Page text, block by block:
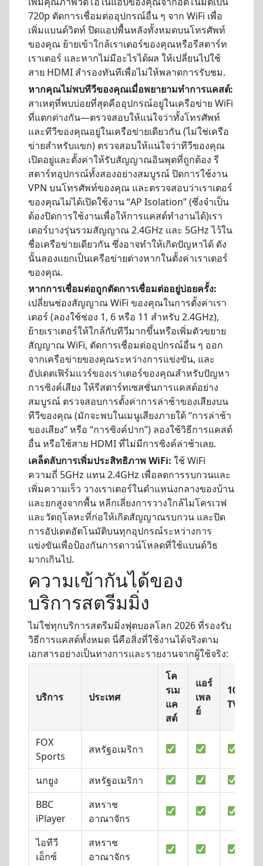
720p ตัดการเชื่อมต่ออุปกรณ์อื่น ๆ จาก WiFi เพื่อ
เพิ่มแบนด์วิดท์ ปิดแอปพื้นหลังทั้งหมดบนโทรศัพท์
ของคุณ ย้ายเข้าใกล้เราเตอร์ของคุณหรือรีสตาร์ท
เราเตอร์ และหากไม่มีอะไรได้ผล ให้เปลี่ยนไปใช้
สาย HDMI สำรองทันทีเพื่อไม่ให้พลาดการรับชม.
หากคุณไม่พบทีวีของคุณเมื่อพยายามทำการแคสต์:
สาเหตุที่พบบ่อยที่สุดคืออุปกรณ์อยู่ในเครือข่าย WiFi
ที่แตกต่างกัน—ตรวจสอบให้แน่ใจว่าทั้งโทรศัพท์
และทีวีของคุณอยู่ในเครือข่ายเดียวกัน (ไม่ใช่เครือ
ข่ายสำหรับแขก) ตรวจสอบให้แน่ใจว่าทีวีของคุณ
เปิดอยู่และตั้งค่าให้รับสัญญาณอินพุตที่ถูกต้อง รี
สตาร์ทอุปกรณ์ทั้งสองอย่างสมบูรณ์ ปิดการใช้งาน
VPN บนโทรศัพท์ของคุณ และตรวจสอบว่าเราเตอร์
ของคุณไม่ได้เปิดใช้งาน “AP Isolation” (ซึ่งจำเป็น
ต้องปิดการใช้งานเพื่อให้การแคสต์ทำงานได้)เรา
เตอร์บางรุ่นรวมสัญญาณ 2.4GHz และ 5GHz ไว้ใน
ชื่อเครือข่ายเดียวกัน ซึ่งอาจทำให้เกิดปัญหาได้ ดัง
นั้นลองแยกเป็นเครือข่ายต่างหากในตั้งค่าเราเตอร์
ของคุณ.
หากการเชื่อมต่อถูกตัดการเชื่อมต่ออยู่บ่อยครั้ง:
เปลี่ยนช่องสัญญาณ WiFi ของคุณในการตั้งค่าเรา
เตอร์ (ลองใช้ช่อง 1, 6 หรือ 11 สำหรับ 2.4GHz),
ย้ายเราเตอร์ให้ใกล้กับทีวีมากขึ้นหรือเพิ่มตัวขยาย
สัญญาณ WiFi, ตัดการเชื่อมต่ออุปกรณ์อื่น ๆ ออก
จากเครือข่ายของคุณระหว่างการแข่งขัน, และ
อัปเดตเฟิร์มแวร์ของเราเตอร์ของคุณสำหรับปัญหา
การซิงค์เสียง ให้รีสตาร์ทเซสชั่นการแคสต์อย่าง
สมบูรณ์ ตรวจสอบการตั้งค่าการล่าช้าของเสียงบน
ทีวีของคุณ (มักจะพบในเมนูเสียงภายใต้ “การล่าช้า
ของเสียง” หรือ “การซิงค์ปาก”) ลองใช้วิธีการแคสต์
อื่น หรือใช้สาย HDMI ที่ไม่มีการซิงค์ล่าช้าเลย.
เคล็ดลับการเพิ่มประสิทธิภาพ WiFi: ใช้ WiFi
ความถี่ 5GHz แทน 2.4GHz เพื่อลดการรบกวนและ
เพิ่มความเร็ว วางเราเตอร์ในตำแหน่งกลางของบ้าน
และยกสูงจากพื้น หลีกเลี่ยงการวางใกล้ไมโครเวฟ
และวัตถุโลหะที่ก่อให้เกิดสัญญาณรบกวน และปิด
การอัปเดตอัตโนมัติบนทุกอุปกรณ์ระหว่างการ
แข่งขันเพื่อป้องกันการดาวน์โหลดที่ใช้แบนด์วิธ
มากเกินไป.
ความเข้ากันได้ของ
บริการสตรีมมิ่ง
ไม่ใช่ทุกบริการสตรีมมิ่งฟุตบอลโลก 2026 ที่รองรับ
วิธีการแคสต์ทั้งหมด นี่คือสิ่งที่ใช้งานได้จริงตาม
เอกสารอย่างเป็นทางการและรายงานจากผู้ใช้จริง:
บริการ ประเทศ
โค
รเม
แค
สต์
แอร์
เพล
ย์
1001
TVs
FOX
Sports
สหรัฐอเมริกา
นกยูง
สหรัฐอเมริกา
BBC
iPlayer
สหราช
อาณาจักร
ไอทีวี
เอ็กซ์
สหราช
อาณาจักร